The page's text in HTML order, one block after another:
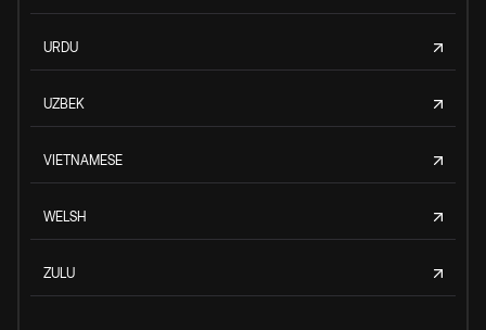
URDU
UZBEK
VIETNAMESE
WELSH
ZULU